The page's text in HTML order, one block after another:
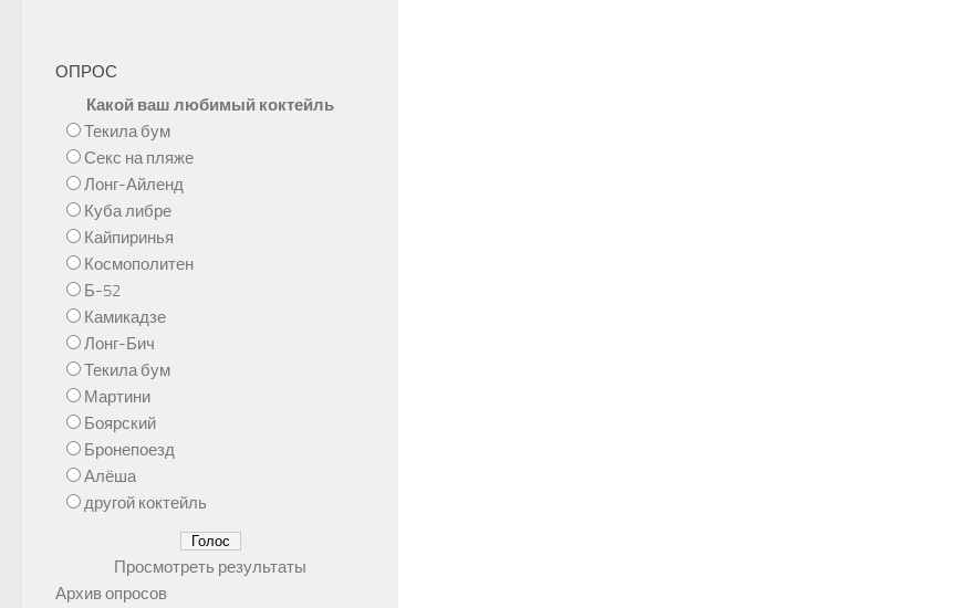
ОПРОС
Какой ваш любимый коктейль
Текила бум
Секс на пляже
Лонг-Айленд
Куба либре
Кайпиринья
Космополитен
Б-52
Камикадзе
Лонг-Бич
Текила бум
Мартини
Боярский
Бронепоезд
Алёша
другой коктейль
Просмотреть результаты
Архив опросов